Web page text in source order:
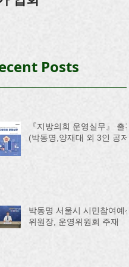
Posts
『지방의회 운영실무』 출간
(박동명,양재대 외 3인 공저)
박동명 서울시 시민참여예산
위원장, 운영위원회 주재